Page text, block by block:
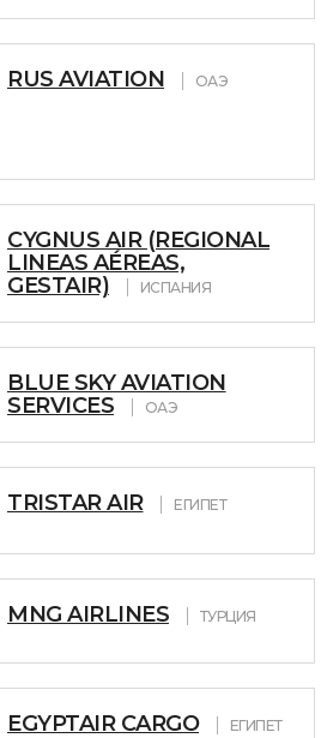
RUS AVIATION ОАЭ
CYGNUS AIR (REGIONAL
LINEAS AÉREAS,
GESTAIR)
ИСПАНИЯ
BLUE SKY AVIATION
SERVICES
ОАЭ
TRISTAR AIR ЕГИПЕТ
MNG AIRLINES ТУРЦИЯ
EGYPTAIR CARGO ЕГИПЕТ